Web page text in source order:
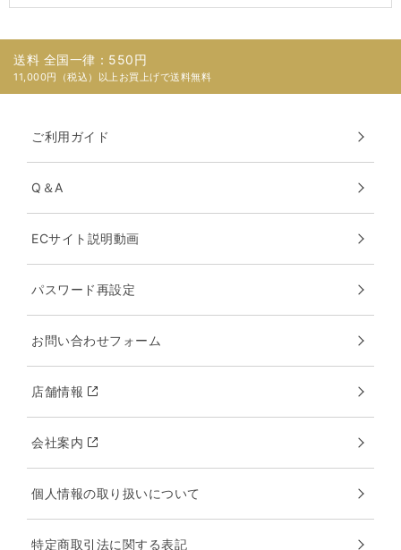
送料 全国一律：550円
11,000円（税込）以上お買上げで送料無料
ご利用ガイド
Q＆A
ECサイト説明動画
パスワード再設定
お問い合わせフォーム
店舗情報
会社案内
個人情報の取り扱いについて
特定商取引法に関する表記